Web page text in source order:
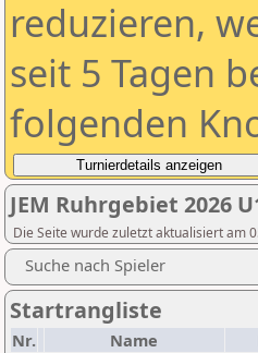
reduzieren,
seit 5 Tagen
folgenden
JEM Ruhrgebiet 2026
Die Seite wurde zuletzt aktualisiert am
Suche nach Spieler
Startrangliste
Nr. Name